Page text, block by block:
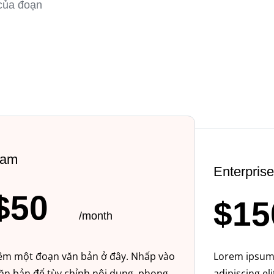
đoạn
/month
một đoạn văn bản ở đây. Nhấp vào
Enterprise
Lorem